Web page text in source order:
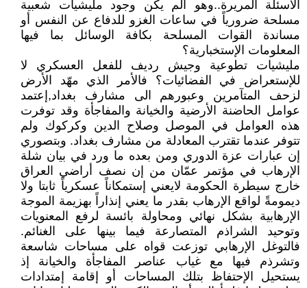
الأسئلة المريرة..وهو ألم يكن وجود مليشيات شعبية
مسلحة ضرورياً في ساعات الغزو للدفاع عن النفس أو
مساندة القوات المسلحة بكافة الوسائل بما فيها
المعلومات الإستخبارية؟
مليشيات تطوعية وجيش رديف للفعل العسكري لا
للإستعراض في الفضائيات؟ فالأمر الذي مهّد الأرض
لزحف المتآمرين وعبورهم الى مشارف بغداد,إعتمد
عوامل الحاضنة الأرضية والخيانة والمفاجأة وقد توفرت
هذه العوامل في الموصل وصلاح الدين وكركوك ولم
تتوفر عندما تقترب المعادلة من مشارف بغداد. وبتصوري
إن عبارات عزة الدوري ومن بعده ما ورد في بيان شلة
الإرهاب في مؤتمر عمّان من إن نصف أراضي العراق
خارج سيطرة الحكومة لايعني إستمكاناً عسكرياً ثابتا ولا
ديمومةً لواقع الإرهاب بقدر ما يعني إنذاراً بهزيمة الموجة
الإرهابية بشكل نهائي ومحاولة بائسة لرفع المعنويات
وتوحيد الشراذم المتصارعة فيما بينها على الغنائم.
فالتوغل الإرهابي توزعت قواه على مساحات شاسعة
وتشرذم فيها مع غياب عناصر المفاجأة والخيانة إذ
يستحيل الإحتفاظ بتلك المساحات أو إقامة إمتدادات